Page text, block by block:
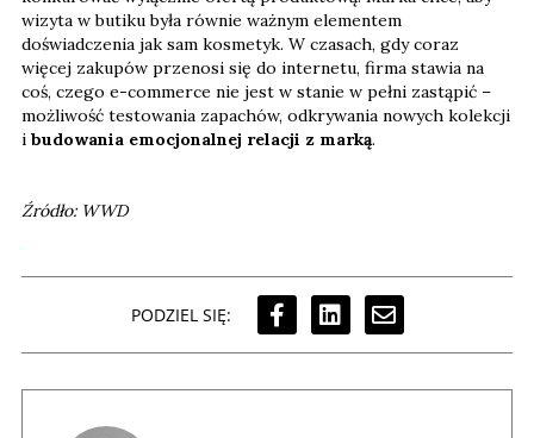
wizyta w butiku była równie ważnym elementem
doświadczenia jak sam kosmetyk. W czasach, gdy coraz
więcej zakupów przenosi się do internetu, firma stawia na
coś, czego e-commerce nie jest w stanie w pełni zastąpić –
możliwość testowania zapachów, odkrywania nowych kolekcji
i budowania emocjonalnej relacji z marką.
Źródło: WWD
PODZIEL SIĘ: